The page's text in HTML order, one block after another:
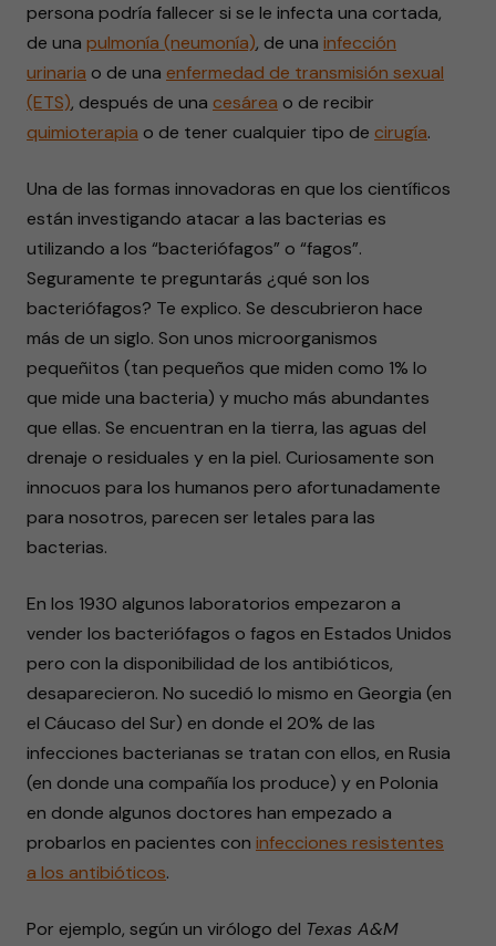
persona podría fallecer si se le infecta una cortada,
de una pulmonía (neumonía), de una infección
urinaria o de una enfermedad de transmisión sexual
(ETS), después de una cesárea o de recibir
quimioterapia o de tener cualquier tipo de cirugía.
Una de las formas innovadoras en que los científicos
están investigando atacar a las bacterias es
utilizando a los “bacteriófagos” o “fagos”.
Seguramente te preguntarás ¿qué son los
bacteriófagos? Te explico. Se descubrieron hace
más de un siglo. Son unos microorganismos
pequeñitos (tan pequeños que miden como 1% lo
que mide una bacteria) y mucho más abundantes
que ellas. Se encuentran en la tierra, las aguas del
drenaje o residuales y en la piel. Curiosamente son
innocuos para los humanos pero afortunadamente
para nosotros, parecen ser letales para las
bacterias.
En los 1930 algunos laboratorios empezaron a
vender los bacteriófagos o fagos en Estados Unidos
pero con la disponibilidad de los antibióticos,
desaparecieron. No sucedió lo mismo en Georgia (en
el Cáucaso del Sur) en donde el 20% de las
infecciones bacterianas se tratan con ellos, en Rusia
(en donde una compañía los produce) y en Polonia
en donde algunos doctores han empezado a
probarlos en pacientes con infecciones resistentes
a los antibióticos.
Por ejemplo, según un virólogo del Texas A&M